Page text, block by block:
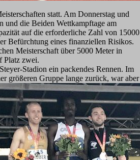
statt. Am Donnerstag und
und die Beiden Wettkampftage am
auf die erforderliche Zahl von 15000
Befürchtung eines finanziellen Risikos.
Meisterschaft über 5000 Meter in
Platz zwei.
Stadion ein packendes Rennen. Im
größeren Gruppe lange zurück, war aber